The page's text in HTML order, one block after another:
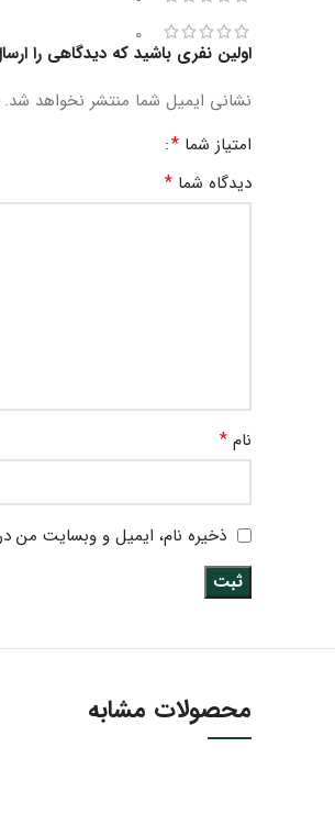
0
اولین نفری باشید که دیدگاهی را
نشانی ایمیل شما منتشر نخواهد شد.
امتیاز شما *
دیدگاه شما *
نام *
ذخیره نام، ایمیل و وبسایت من
محصولات مشابه